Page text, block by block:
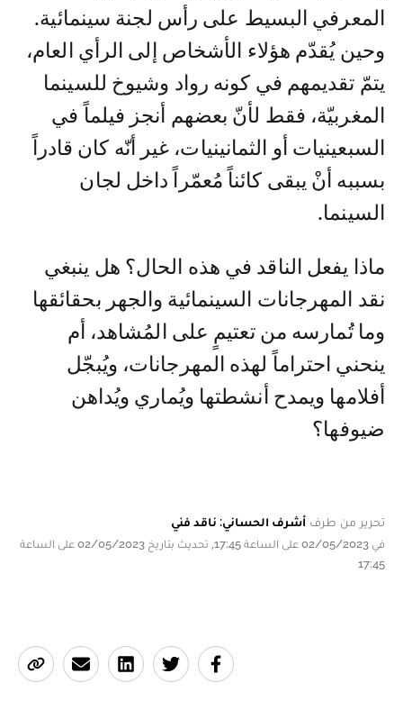
المعرفي البسيط على رأس لجنة سينمائية.
وحين يُقدّم هؤلاء الأشخاص إلى الرأي العام،
يتمّ تقديمهم في كونه رواد وشيوخ للسينما
المغربيّة، فقط لأنّ بعضهم أنجز فيلماً في
السبعينيات أو الثمانينيات، غير أنّه كان قادراً
بسببه أنْ يبقى كائناً مُعمّراً داخل لجان
السينما.
ماذا يفعل الناقد في هذه الحال؟ هل ينبغي
نقد المهرجانات السينمائية والجهر بحقائقها
وما تُمارسه من تعتيمٍ على المُشاهد، أم
ينحني احتراماً لهذه المهرجانات، ويُبجّل
أفلامها ويمدح أنشطتها ويُماري ويُداهن
ضيوفها؟
تحرير من طرف أشرف الحساني: ناقد فني
في 02/05/2023 على الساعة 17:45, تحديث بتاريخ 02/05/2023 على الساعة
17:45